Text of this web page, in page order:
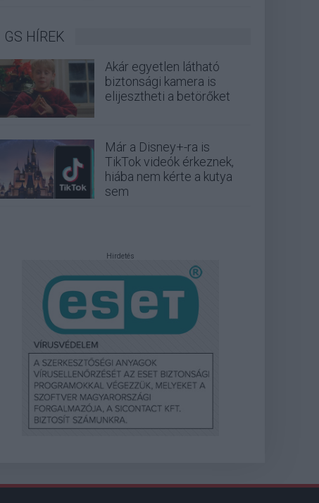
GS HÍREK
Akár egyetlen látható
biztonsági kamera is
elijesztheti a betörőket
Már a Disney+-ra is
TikTok videók érkeznek,
hiába nem kérte a kutya
sem
Hirdetés